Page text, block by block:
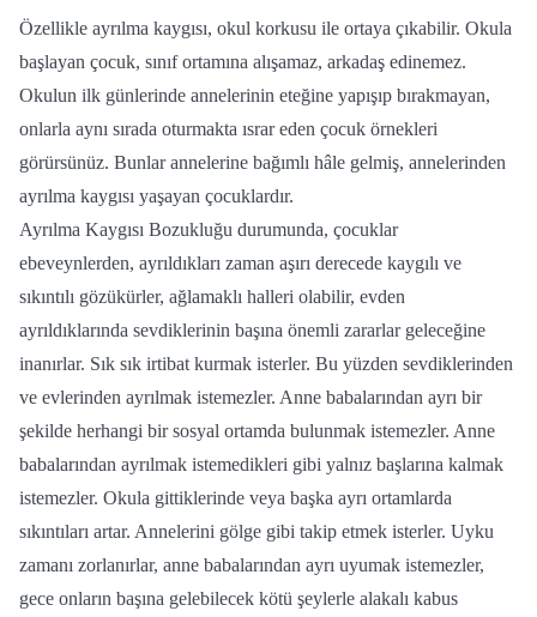
Özellikle ayrılma kaygısı, okul korkusu ile ortaya çıkabilir. Okula
başlayan çocuk, sınıf ortamına alışamaz, arkadaş edinemez.
Okulun ilk günlerinde annelerinin eteğine yapışıp bırakmayan,
onlarla aynı sırada oturmakta ısrar eden çocuk örnekleri
görürsünüz. Bunlar annelerine bağımlı hâle gelmiş, annelerinden
ayrılma kaygısı yaşayan çocuklardır.
Ayrılma Kaygısı Bozukluğu durumunda, çocuklar
ebeveynlerden, ayrıldıkları zaman aşırı derecede kaygılı ve
sıkıntılı gözükürler, ağlamaklı halleri olabilir, evden
ayrıldıklarında sevdiklerinin başına önemli zararlar geleceğine
inanırlar. Sık sık irtibat kurmak isterler. Bu yüzden sevdiklerinden
ve evlerinden ayrılmak istemezler. Anne babalarından ayrı bir
şekilde herhangi bir sosyal ortamda bulunmak istemezler. Anne
babalarından ayrılmak istemedikleri gibi yalnız başlarına kalmak
istemezler. Okula gittiklerinde veya başka ayrı ortamlarda
sıkıntıları artar. Annelerini gölge gibi takip etmek isterler. Uyku
zamanı zorlanırlar, anne babalarından ayrı uyumak istemezler,
gece onların başına gelebilecek kötü şeylerle alakalı kabus